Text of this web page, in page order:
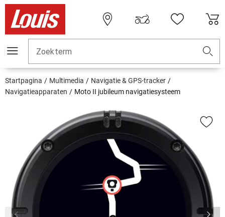
Zoekterm
Startpagina Multimedia
Navigatie & GPS-tracker
Navigatieapparaten
Moto II jubileum navigatiesysteem